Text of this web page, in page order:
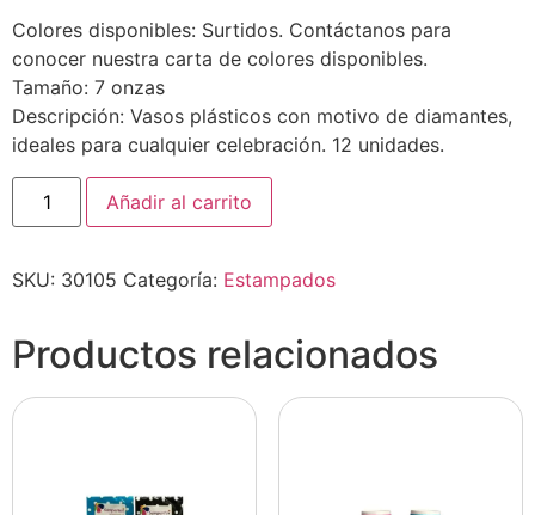
Colores disponibles: Surtidos. Contáctanos para
conocer nuestra carta de colores disponibles.
Tamaño: 7 onzas
Descripción: Vasos plásticos con motivo de diamantes,
ideales para cualquier celebración. 12 unidades.
Añadir al carrito
SKU: 30105 Categoría: Estampados
Productos relacionados